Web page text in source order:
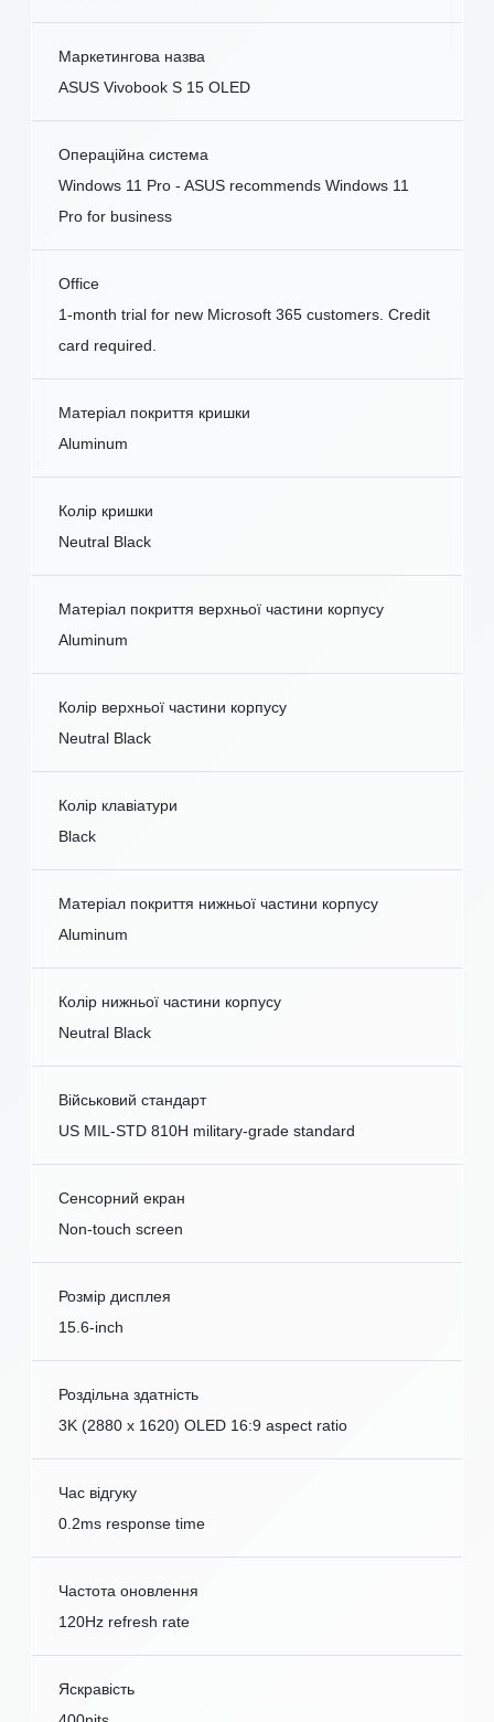
Маркетингова назва
ASUS Vivobook S 15 OLED
Операційна система
Windows 11 Pro - ASUS recommends Windows 11
Pro for business
Office
1-month trial for new Microsoft 365 customers. Credit
card required.
Матеріал покриття кришки
Aluminum
Колір кришки
Neutral Black
Матеріал покриття верхньої частини корпусу
Aluminum
Колір верхньої частини корпусу
Neutral Black
Колір клавіатури
Black
Матеріал покриття нижньої частини корпусу
Aluminum
Колір нижньої частини корпусу
Neutral Black
Військовий стандарт
US MIL-STD 810H military-grade standard
Сенсорний екран
Non-touch screen
Розмір дисплея
15.6-inch
Роздільна здатність
3K (2880 x 1620) OLED 16:9 aspect ratio
Час відгуку
0.2ms response time
Частота оновлення
120Hz refresh rate
Яскравість